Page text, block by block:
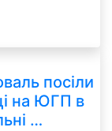
посіли
на ЮГП в
…